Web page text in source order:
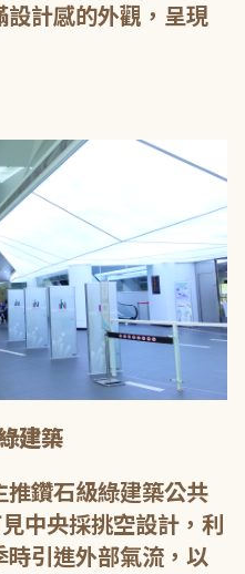
設計感的外觀，呈現
建築
鑽石級綠建築公共
中央採挑空設計，利
引進外部氣流，以